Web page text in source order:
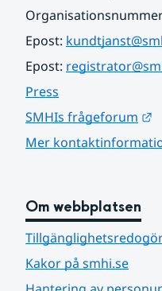
Epost:
Epost:
Press
SMHIs frågeforum
Mer
Om webbplatsen
Kakor på smhi.se